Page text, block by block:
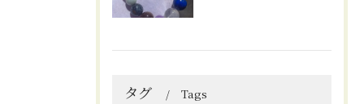
タグ Tags